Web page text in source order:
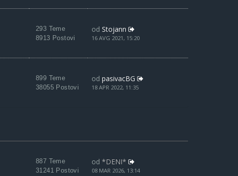
293 Teme
8913 Postovi
od Stojann
16 AVG 2021, 15:20
899 Teme
38055 Postovi
od pasivacBG
18 APR 2022, 11:35
887 Teme
31241 Postovi
od *DENI*
08 MAR 2026, 13:14